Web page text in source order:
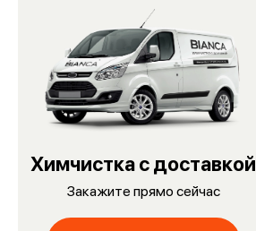
Химчистка с доставкой
Закажите прямо сейчас